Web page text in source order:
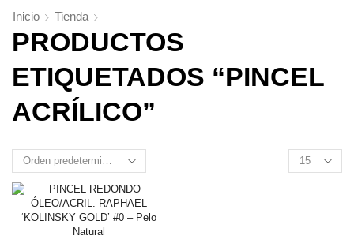
Inicio Tienda
PRODUCTOS
ETIQUETADOS “PINCEL
ACRÍLICO”